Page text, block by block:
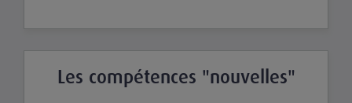
Les compétences "nouvelles"